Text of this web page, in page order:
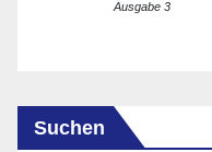
Ausgabe 3
Suchen